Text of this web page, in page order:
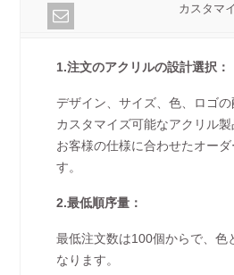
カスタマ
1.注文のアクリルの設計選択：
デザイン、サイズ、色、ロゴ
カスタマイズ可能なアクリル製
お客様の仕様に合わせたオー
す。
2.最低順序量：
最低注文数は100個からで、色
なります。